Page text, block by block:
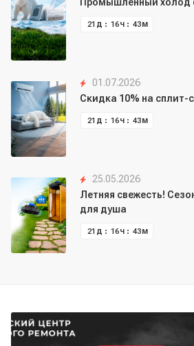
21 д 16ч 43м
01.07.2026
Скидка 10% на сплит-
21 д 16ч 43м
25.05.2026
Летняя свежесть!
для душа
21 д 16ч 43м